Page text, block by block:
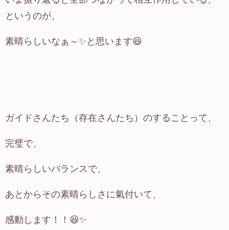
というのが、
素晴らしいなぁ～✨と思います😆
ガイドさんたち（存在さんたち）のすることって、
完璧で、
素晴らしいバランスで、
あとからその素晴らしさに氣付いて、
感動します！！😆✨